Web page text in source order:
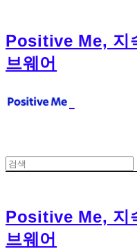
Positive Me, 지
브웨어
Positive Me, 지
브웨어